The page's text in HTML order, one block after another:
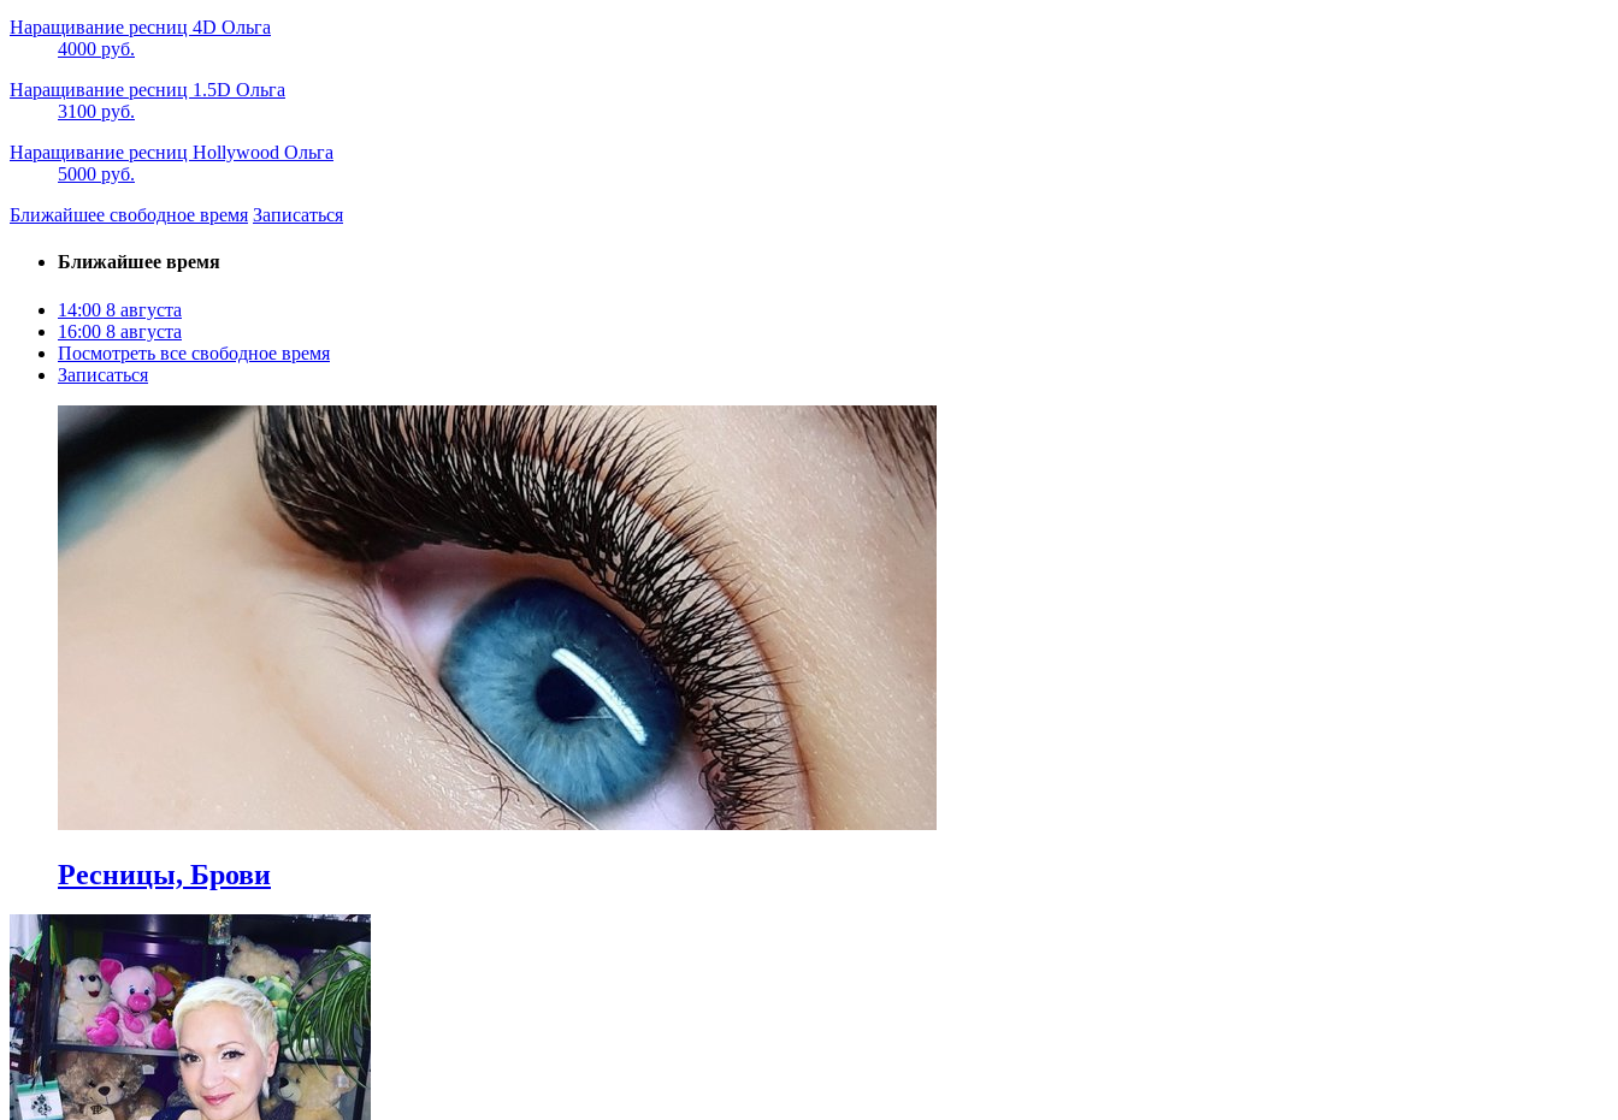
Наращивание ресниц 4D Ольга
4000 руб.
Наращивание ресниц 1.5D Ольга
3100 руб.
Наращивание ресниц Hollywood Ольга
5000 руб.
Ближайшее свободное время Записаться
Ближайшее время
14:00 8 августа
16:00 8 августа
Посмотреть все свободное время
Записаться
Ресницы, Брови